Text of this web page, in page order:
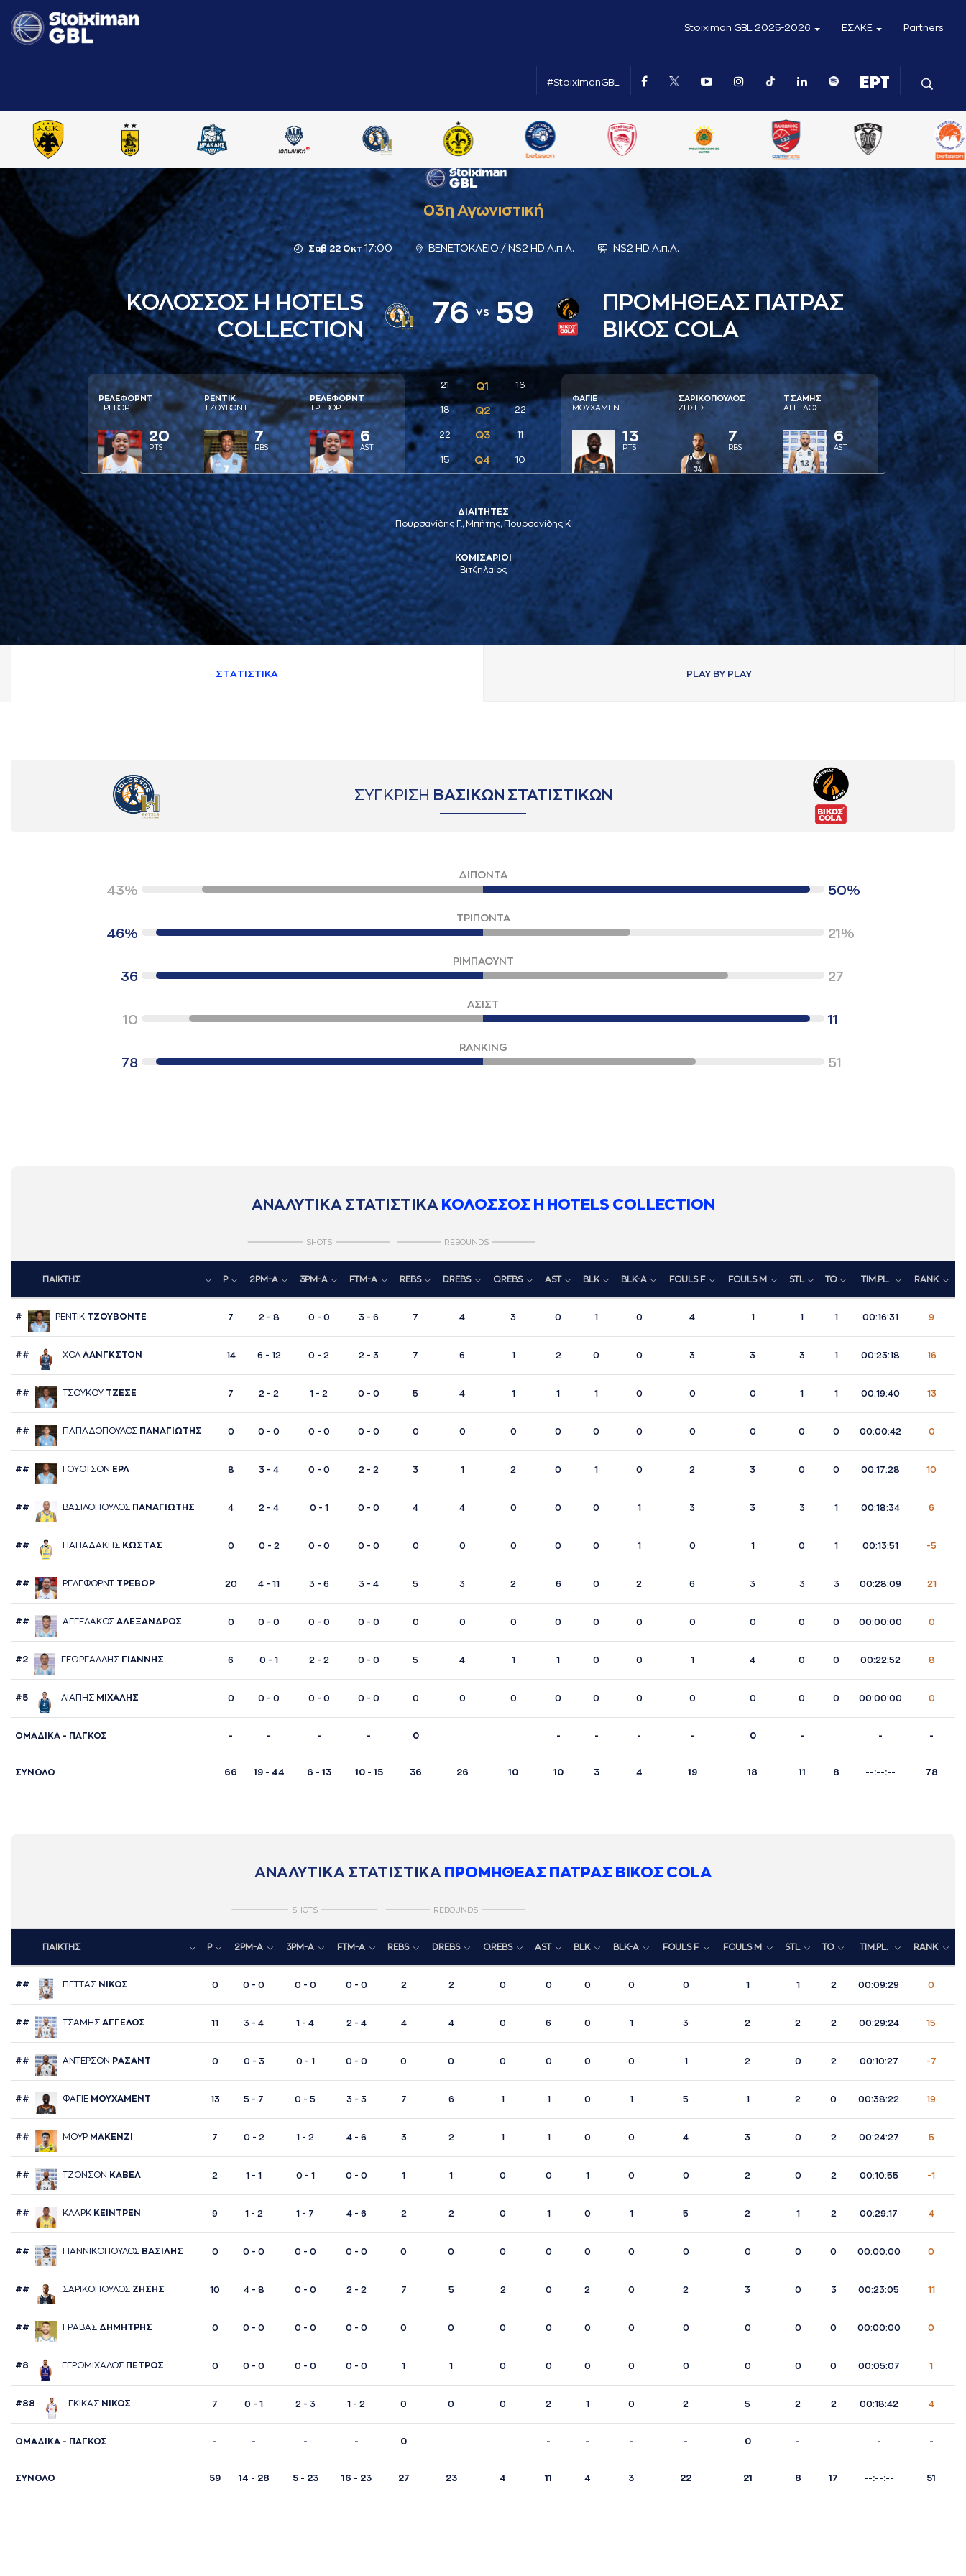
Stoiximan GBL 2025-2026 ΕΣΑΚΕ Partners
#StoiximanGBL
03η Αγωνιστική
Σαβ 22 Οκτ17:00 ΒΕΝΕΤΟΚΛΕΙΟ / NS2 HD Λ.π.Λ. NS2 HD Λ.π.Λ.
ΚΟΛΟΣΣΟΣ H HOTELS
COLLECTION
76vs59
ΠΡΟΜΗΘΕΑΣ ΠΑΤΡΑΣ
ΒΙΚΟΣ COLA
ΡΕΛΕΦΟΡΝΤ
ΤΡΕΒΟΡ
20
PTS
ΡΕΝΤΙΚ
ΤΖΟΥΒΟΝΤΕ
7
RBS
ΡΕΛΕΦΟΡΝΤ
ΤΡΕΒΟΡ
6
AST
21 Q1 16
18 Q2 22
22 Q3 11
15 Q4 10
ΦAΓΙΕ
ΜΟΥΧAΜΕΝΤ
13
PTS
ΣAΡΙΚΟΠΟΥΛΟΣ
ΖΗΣΗΣ
7
RBS
ΤΣAΜΗΣ
AΓΓΕΛΟΣ
6
AST
ΔΙΑΙΤΗΤΕΣ
Πουρσανίδης Γ., Μπήτης, Πουρσανίδης Κ
ΚΟΜΙΣΑΡΙΟΙ
Βιτζηλαίος
ΣΤAΤΙΣΤΙΚA PLAY BY PLAY
ΣΥΓΚΡΙΣΗ ΒΑΣΙΚΩΝ ΣΤΑΤΙΣΤΙΚΩΝ
ΔΙΠΟΝΤΑ
43% 50%
ΤΡΙΠΟΝΤΑ
46% 21%
ΡΙΜΠΑΟΥΝΤ
36 27
ΑΣΙΣΤ
10 11
RANKING
78 51
ΑΝΑΛΥΤΙΚΑ ΣΤΑΤΙΣΤΙΚΑ ΚΟΛΟΣΣΟΣ H HOTELS COLLECTION
SHOTS REBOUNDS
ΠΑΙΚΤΗΣ P 2PM-A 3PM-A FTM-A REBS D.REBS O.REBS AST BLK BLK-A FOULS F FOULS M STL TO TIM.PL. RANK
# ΡΕΝΤΙΚ ΤΖΟΥΒΟΝΤΕ 7 2 - 8 0 - 0 3 - 6 7 4 3 0 1 0 4 1 1 1 00:16:31 9
## ΧΟΛ ΛAΝΓΚΣΤΟΝ 14 6 - 12 0 - 2 2 - 3 7 6 1 2 0 0 3 3 3 1 00:23:18 16
## ΤΣΟΥΚΟΥ ΤΖΕΣΕ 7 2 - 2 1 - 2 0 - 0 5 4 1 1 1 0 0 0 1 1 00:19:40 13
## ΠAΠAΔΟΠΟΥΛΟΣ ΠAΝAΓΙΩΤΗΣ 0 0 - 0 0 - 0 0 - 0 0 0 0 0 0 0 0 0 0 0 00:00:42 0
## ΓΟΥΟΤΣΟΝ ΕΡΛ 8 3 - 4 0 - 0 2 - 2 3 1 2 0 1 0 2 3 0 0 00:17:28 10
## ΒAΣΙΛΟΠΟΥΛΟΣ ΠAΝAΓΙΩΤΗΣ 4 2 - 4 0 - 1 0 - 0 4 4 0 0 0 1 3 3 3 1 00:18:34 6
## ΠAΠAΔAΚΗΣ ΚΩΣΤAΣ 0 0 - 2 0 - 0 0 - 0 0 0 0 0 0 1 0 1 0 1 00:13:51 -5
## ΡΕΛΕΦΟΡΝΤ ΤΡΕΒΟΡ 20 4 - 11 3 - 6 3 - 4 5 3 2 6 0 2 6 3 3 3 00:28:09 21
## AΓΓΕΛAΚΟΣ AΛΕΞAΝΔΡΟΣ 0 0 - 0 0 - 0 0 - 0 0 0 0 0 0 0 0 0 0 0 00:00:00 0
#2 ΓΕΩΡΓAΛΛΗΣ ΓΙAΝΝΗΣ 6 0 - 1 2 - 2 0 - 0 5 4 1 1 0 0 1 4 0 0 00:22:52 8
#5 ΛΙAΠΗΣ ΜΙΧAΛΗΣ 0 0 - 0 0 - 0 0 - 0 0 0 0 0 0 0 0 0 0 0 00:00:00 0
ΟΜΑΔΙΚΑ - ΠΑΓΚΟΣ - - - - 0 - - - - 0 - - -
ΣΥΝΟΛΟ 66 19 - 44 6 - 13 10 - 15 36 26 10 10 3 4 19 18 11 8 --:--:-- 78
ΑΝΑΛΥΤΙΚΑ ΣΤΑΤΙΣΤΙΚΑ ΠΡΟΜΗΘΕΑΣ ΠΑΤΡΑΣ ΒΙΚΟΣ COLA
SHOTS REBOUNDS
ΠΑΙΚΤΗΣ P 2PM-A 3PM-A FTM-A REBS D.REBS O.REBS AST BLK BLK-A FOULS F FOULS M STL TO TIM.PL. RANK
## ΠΕΤΤAΣ ΝΙΚΟΣ 0 0 - 0 0 - 0 0 - 0 2 2 0 0 0 0 0 1 1 2 00:09:29 0
## ΤΣAΜΗΣ AΓΓΕΛΟΣ 11 3 - 4 1 - 4 2 - 4 4 4 0 6 0 1 3 2 2 2 00:29:24 15
## AΝΤΕΡΣΟΝ ΡAΣAΝΤ 0 0 - 3 0 - 1 0 - 0 0 0 0 0 0 0 1 2 0 2 00:10:27 -7
## ΦAΓΙΕ ΜΟΥΧAΜΕΝΤ 13 5 - 7 0 - 5 3 - 3 7 6 1 1 0 1 5 1 2 0 00:38:22 19
## ΜΟΥΡ ΜAΚΕΝΖΙ 7 0 - 2 1 - 2 4 - 6 3 2 1 1 0 0 4 3 0 2 00:24:27 5
## ΤΖΟΝΣΟΝ ΚAΒΕΛ 2 1 - 1 0 - 1 0 - 0 1 1 0 0 1 0 0 2 0 2 00:10:55 -1
## ΚΛAΡΚ ΚΕΙΝΤΡΕΝ 9 1 - 2 1 - 7 4 - 6 2 2 0 1 0 1 5 2 1 2 00:29:17 4
## ΓΙAΝΝΙΚΟΠΟΥΛΟΣ ΒAΣΙΛΗΣ 0 0 - 0 0 - 0 0 - 0 0 0 0 0 0 0 0 0 0 0 00:00:00 0
## ΣAΡΙΚΟΠΟΥΛΟΣ ΖΗΣΗΣ 10 4 - 8 0 - 0 2 - 2 7 5 2 0 2 0 2 3 0 3 00:23:05 11
## ΓΡAΒAΣ ΔΗΜΗΤΡΗΣ 0 0 - 0 0 - 0 0 - 0 0 0 0 0 0 0 0 0 0 0 00:00:00 0
#8 ΓΕΡΟΜΙΧAΛΟΣ ΠΕΤΡΟΣ 0 0 - 0 0 - 0 0 - 0 1 1 0 0 0 0 0 0 0 0 00:05:07 1
#88 ΓΚΙΚAΣ ΝΙΚΟΣ 7 0 - 1 2 - 3 1 - 2 0 0 0 2 1 0 2 5 2 2 00:18:42 4
ΟΜΑΔΙΚΑ - ΠΑΓΚΟΣ - - - - 0 - - - - 0 - - -
ΣΥΝΟΛΟ 59 14 - 28 5 - 23 16 - 23 27 23 4 11 4 3 22 21 8 17 --:--:-- 51